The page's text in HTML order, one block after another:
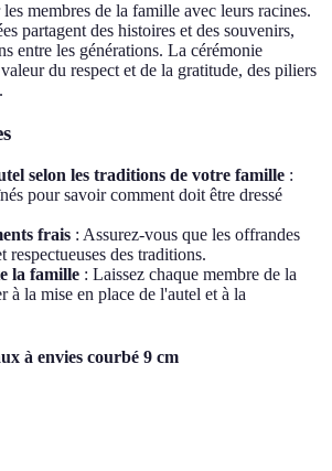
membres de la famille avec leurs racines.
partagent des histoires et des souvenirs,
entre les générations. La cérémonie
du respect et de la gratitude, des piliers
selon les traditions de votre famille :
pour savoir comment doit être dressé
frais : Assurez-vous que les offrandes
respectueuses des traditions.
la famille : Laissez chaque membre de la
à la mise en place de l'autel et à la
à envies courbé 9 cm